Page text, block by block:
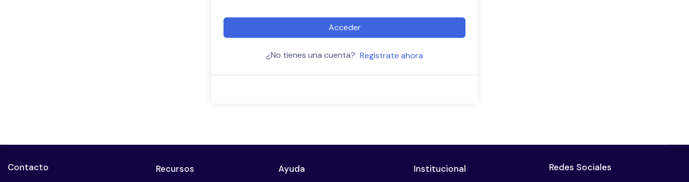
Acceder
¿No tienes una cuenta? Regístrate ahora
Contacto Recursos Ayuda Institucional Redes Sociales